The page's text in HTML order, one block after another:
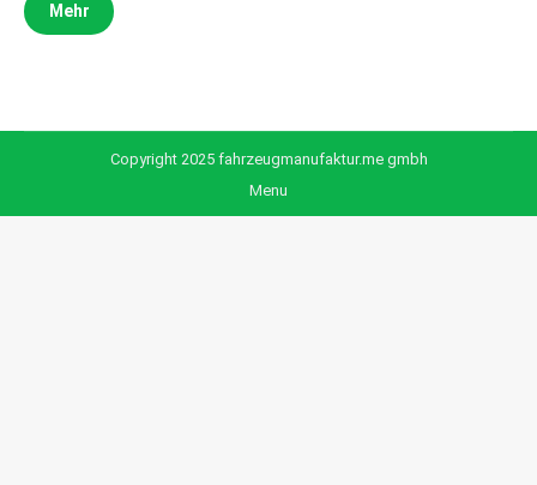
Mehr
Copyright 2025 fahrzeugmanufaktur.me gmbh
Menu